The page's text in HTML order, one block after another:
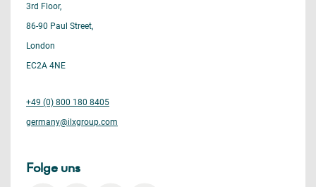
3rd Floor,
86-90 Paul Street,
London
EC2A 4NE
+49 (0) 800 180 8405
germany@ilxgroup.com
Folge uns